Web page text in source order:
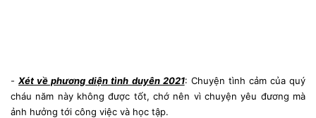
-Xét về phương diện tình duyên 2021: Chuyện tình cảm của quý
cháu năm này không được tốt, chớ nên vì chuyện yêu đương mà
ảnh hưởng tới công việc và học tập.